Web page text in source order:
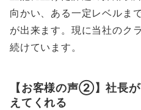
向かい、ある一定レベルま
が出来ます。現に当社のク
続けています。
【お客様の声②】社長
えてくれる